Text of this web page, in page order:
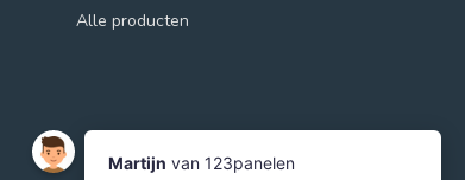
Alle producten